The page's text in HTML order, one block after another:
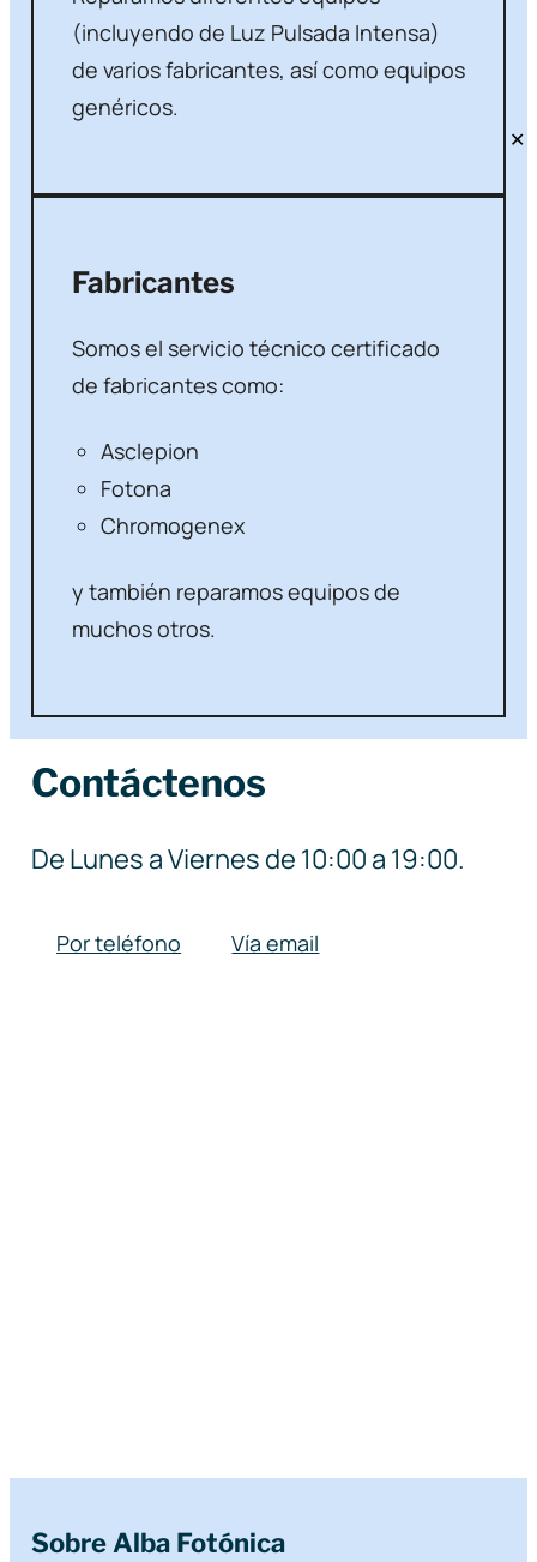
✕
(incluyendo de Luz Pulsada Intensa)
de varios fabricantes, así como equipos
genéricos.
Fabricantes
Somos el servicio técnico certificado
de fabricantes como:
Asclepion
Fotona
Chromogenex
y también reparamos equipos de
muchos otros.
Contáctenos
De Lunes a Viernes de 10:00 a 19:00.
Por teléfono Vía email
premium bootstrap themes
Sobre Alba Fotónica